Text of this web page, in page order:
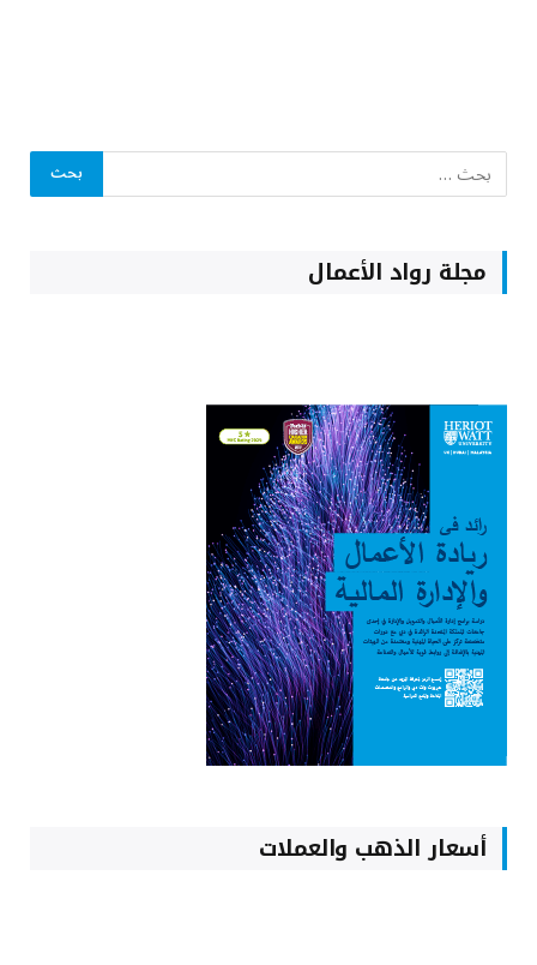
مجلة رواد الأعمال
أسعار الذهب والعملات